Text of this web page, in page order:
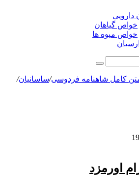
دارویی
خواص گیاهان
خواص میوه ها
جستجو
برای
کامل شاهنامه فردوسی/ساسانیان/
اورمزد